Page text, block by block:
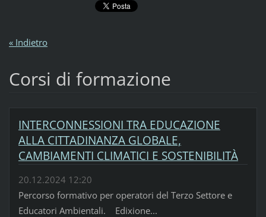
« Indietro
Corsi di formazione
INTERCONNESSIONI TRA EDUCAZIONE
ALLA CITTADINANZA GLOBALE,
CAMBIAMENTI CLIMATICI E SOSTENIBILITÀ
20.12.2024 12:20
Percorso formativo per operatori del Terzo Settore e
Educatori Ambientali. Edixione...